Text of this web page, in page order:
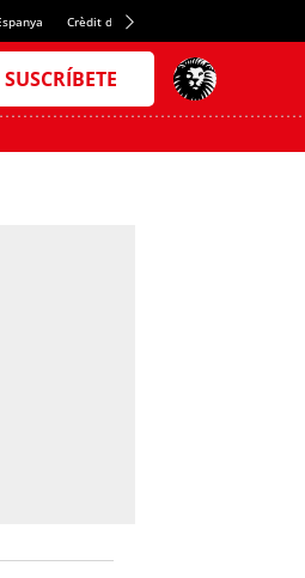
Crèdit del Spotify Camp Nou